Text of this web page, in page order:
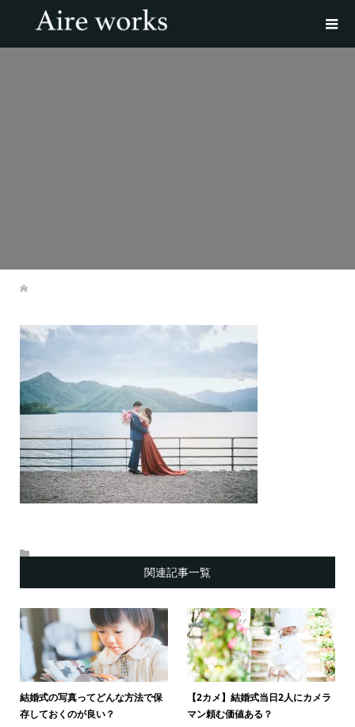
関連記事一覧
結婚式の写真ってどんな方法で保
存しておくのが良い？
【2カメ】結婚式当日2人にカメラ
マン頼む価値ある？